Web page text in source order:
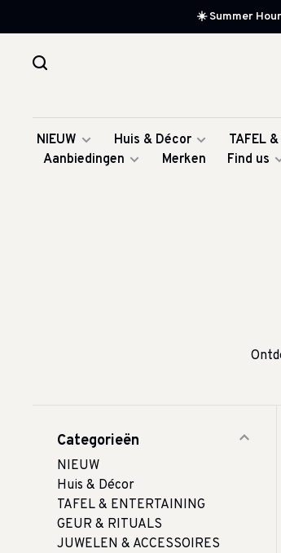
☀️ Summer
NIEUW Huis & Décor TAFEL
Aanbiedingen
Merken Find us
Categorieën
NIEUW
Huis & Décor
TAFEL & ENTERTAINING
GEUR & RITUALS
JUWELEN & ACCESSOIRES